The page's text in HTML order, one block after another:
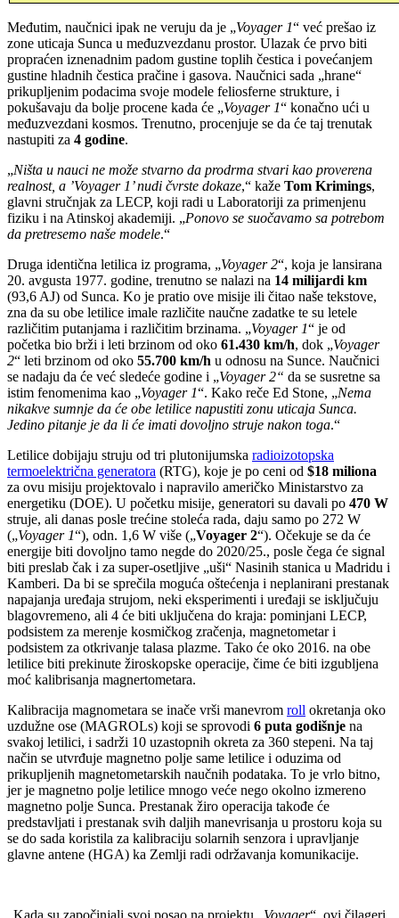
Međutim, naučnici ipak ne veruju da je „Voyager 1“ već prešao iz
zone uticaja Sunca u međuzvezdanu prostor. Ulazak će prvo biti
propraćen iznenadnim padom gustine toplih čestica i povećanjem
gustine hladnih čestica pračine i gasova. Naučnici sada „hrane“
prikupljenim podacima svoje modele feliosferne strukture, i
pokušavaju da bolje procene kada će „Voyager 1“ konačno ući u
međuzvezdani kosmos. Trenutno, procenjuje se da će taj trenutak
nastupiti za 4 godine.
„Ništa u nauci ne može stvarno da prodrma stvari kao proverena
realnost, a ’Voyager 1’ nudi čvrste dokaze,“ kaže Tom Krimings,
glavni stručnjak za LECP, koji radi u Laboratoriji za primenjenu
fiziku i na Atinskoj akademiji. „Ponovo se suočavamo sa potrebom
da pretresemo naše modele.“
Druga identična letilica iz programa, „Voyager 2“, koja je lansirana
20. avgusta 1977. godine, trenutno se nalazi na 14 milijardi km
(93,6 AJ) od Sunca. Ko je pratio ove misije ili čitao naše tekstove,
zna da su obe letilice imale različite naučne zadatke te su letele
različitim putanjama i različitim brzinama. „Voyager 1“ je od
početka bio brži i leti brzinom od oko 61.430 km/h, dok „Voyager
2“ leti brzinom od oko 55.700 km/h u odnosu na Sunce. Naučnici
se nadaju da će već sledeće godine i „Voyager 2“ da se susretne sa
istim fenomenima kao „Voyager 1“. Kako reče Ed Stone, „Nema
nikakve sumnje da će obe letilice napustiti zonu uticaja Sunca.
Jedino pitanje je da li će imati dovoljno struje nakon toga.“
Letilice dobijaju struju od tri plutonijumska radioizotopska
termoelektrična generatora (RTG), koje je po ceni od $18 miliona
za ovu misiju projektovalo i napravilo američko Ministarstvo za
energetiku (DOE). U početku misije, generatori su davali po 470 W
struje, ali danas posle trećine stoleća rada, daju samo po 272 W
(„Voyager 1“), odn. 1,6 W više („Voyager 2“). Očekuje se da će
energije biti dovoljno tamo negde do 2020/25., posle čega će signal
biti preslab čak i za super-osetljive „uši“ Nasinih stanica u Madridu i
Kamberi. Da bi se sprečila moguća oštećenja i neplanirani prestanak
napajanja uređaja strujom, neki eksperimenti i uređaji se isključuju
blagovremeno, ali 4 će biti uključena do kraja: pominjani LECP,
podsistem za merenje kosmičkog zračenja, magnetometar i
podsistem za otkrivanje talasa plazme. Tako će oko 2016. na obe
letilice biti prekinute žiroskopske operacije, čime će biti izgubljena
moć kalibrisanja magnertometara.
Kalibracija magnometara se inače vrši manevrom roll okretanja oko
uzdužne ose (MAGROLs) koji se sprovodi 6 puta godišnje na
svakoj letilici, i sadrži 10 uzastopnih okreta za 360 stepeni. Na taj
način se utvrđuje magnetno polje same letilice i oduzima od
prikupljenih magnetometarskih naučnih podataka. To je vrlo bitno,
jer je magnetno polje letilice mnogo veće nego okolno izmereno
magnetno polje Sunca. Prestanak žiro operacija takođe će
predstavljati i prestanak svih daljih manevrisanja u prostoru koja su
se do sada koristila za kalibraciju solarnih senzora i upravljanje
glavne antene (HGA) ka Zemlji radi održavanja komunikacije.
Kada su započinjali svoj posao na projektu „Voyager“, ovi čilageri